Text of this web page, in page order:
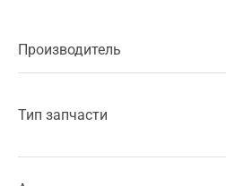
Производитель
Тип запчасти